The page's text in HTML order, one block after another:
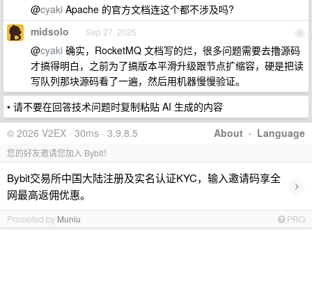
@cyaki Apache 的官方文档连这个都不涉及吗?
4
midsolo Sep 27, 2025
@cyaki 确实，RocketMQ 文档写的烂，很多问题需要去撸源码
才搞得明白，之前为了搞版本平滑升级跟节点扩缩容，硬是把读
写队列那块源码看了一遍，然后用机器慢慢验证。
• 请不要在回答技术问题时复制粘贴 AI 生成的内容
About · Language
© 2026 V2EX · 30ms · 3.9.8.5
您的好友邀请您加入 Bybit！
Bybit交易所中国大陆注册及实名认证KYC，输入邀请码享全
网最高返佣优惠。
›
Promoted by Muniu PRO